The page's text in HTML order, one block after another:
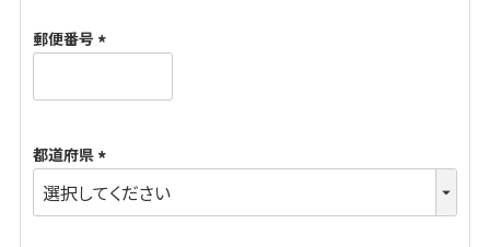
郵便番号
必
)
都道府県
(
必